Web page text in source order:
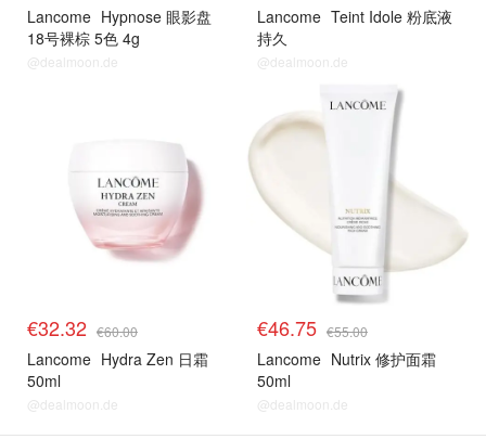
Lancome Hypnose 眼影盘
18号裸棕 5色 4g
@dealmoon.de
Lancome Teint Idole 粉底液
持久
@dealmoon.de
€32.32 €60.00
Lancome Hydra Zen 日霜
50ml
@dealmoon.de
€46.75 €55.00
Lancome Nutrix 修护面霜
50ml
@dealmoon.de